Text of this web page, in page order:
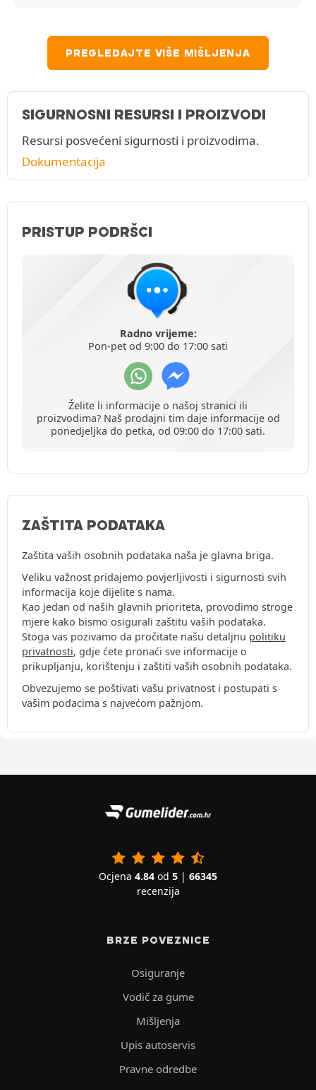
PREGLEDAJTE VIŠE MIŠLJENJA
SIGURNOSNI RESURSI I PROIZVODI
Resursi posvećeni sigurnosti i proizvodima.
Dokumentacija
PRISTUP PODRŠCI
Radno vrijeme:
Pon-pet od 9:00 do 17:00 sati
Želite li informacije o našoj stranici ili
proizvodima? Naš prodajni tim daje informacije od
ponedjeljka do petka, od 09:00 do 17:00 sati.
ZAŠTITA PODATAKA
Zaštita vaših osobnih podataka naša je glavna briga.
Veliku važnost pridajemo povjerljivosti i sigurnosti svih
informacija koje dijelite s nama.
Kao jedan od naših glavnih prioriteta, provodimo stroge
mjere kako bismo osigurali zaštitu vaših podataka.
Stoga vas pozivamo da pročitate našu detaljnu politiku
privatnosti, gdje ćete pronaći sve informacije o
prikupljanju, korištenju i zaštiti vaših osobnih podataka.
Obvezujemo se poštivati vašu privatnost i postupati s
vašim podacima s najvećom pažnjom.
Ocjena 4.84 od 5 | 66345
recenzija
BRZE POVEZNICE
Osiguranje
Vodič za gume
Mišljenja
Upis autoservis
Pravne odredbe